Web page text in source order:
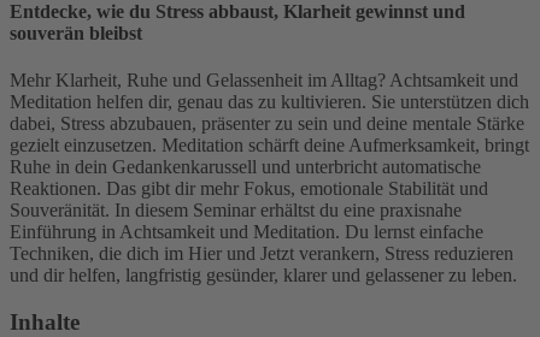
Entdecke, wie du Stress abbaust, Klarheit gewinnst und
souverän bleibst
Mehr Klarheit, Ruhe und Gelassenheit im Alltag? Achtsamkeit und
Meditation helfen dir, genau das zu kultivieren. Sie unterstützen dich
dabei, Stress abzubauen, präsenter zu sein und deine mentale Stärke
gezielt einzusetzen. Meditation schärft deine Aufmerksamkeit, bringt
Ruhe in dein Gedankenkarussell und unterbricht automatische
Reaktionen. Das gibt dir mehr Fokus, emotionale Stabilität und
Souveränität. In diesem Seminar erhältst du eine praxisnahe
Einführung in Achtsamkeit und Meditation. Du lernst einfache
Techniken, die dich im Hier und Jetzt verankern, Stress reduzieren
und dir helfen, langfristig gesünder, klarer und gelassener zu leben.
Inhalte